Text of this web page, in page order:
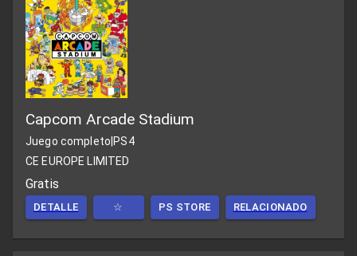
Capcom Arcade Stadium
Juego completo PS4
CE EUROPE LIMITED
Gratis
DETALLE ☆ PS STORE RELACIONADO